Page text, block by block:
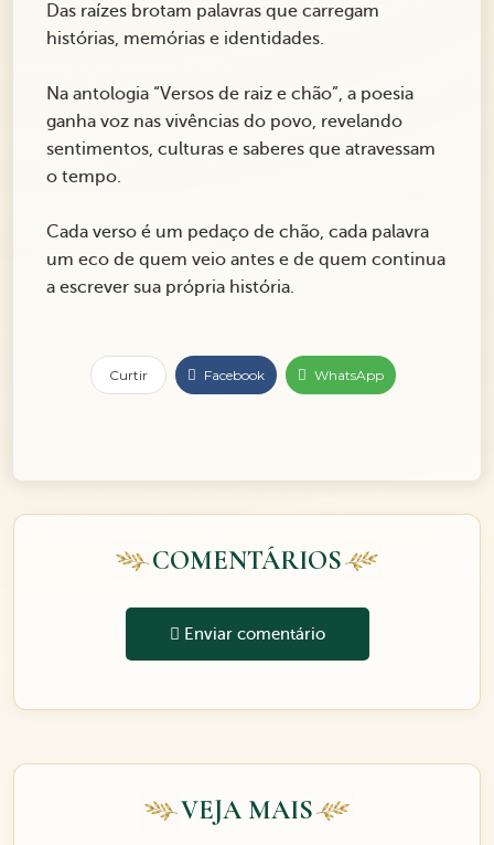
Das raízes brotam palavras que carregam
histórias, memórias e identidades.
Na antologia “Versos de raiz e chão”, a poesia
ganha voz nas vivências do povo, revelando
sentimentos, culturas e saberes que atravessam
o tempo.
Cada verso é um pedaço de chão, cada palavra
um eco de quem veio antes e de quem continua
a escrever sua própria história.
Curtir Facebook WhatsApp
COMENTÁRIOS
Enviar comentário
VEJA MAIS